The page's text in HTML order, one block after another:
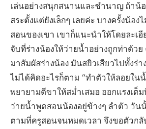
เล่นอย่างสนุกสนานและชำนาญ ถ้าน้อ
สระตั้งแต่ยังเล็กๆ เลยค่ะ บางครั้งน้อง
สอนของเขา เขาก็แนะนำให้โดยละเ
จับที่ร่างน้องให้ว่ายน้ำอย่างถูกท่าด้วย
มาสัมผัสร่างน้อง มันสยิวเสียวไปทั้งร่า
ไม่ได้คิดอะไรก็ตาม “ทำตัวให้ลอยใน
พยายามตีขาให้สม่ำเสมอ ออกแรงเต็ม
ว่ายน้ำพูดสอนน้องอยู่ข้างๆ ลำตัว วัน
ตามที่ครูสอนจนหมดเวลา จึงขอตัวกลั